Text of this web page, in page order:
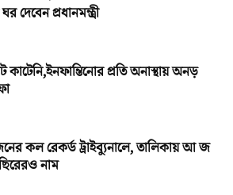
দেবেন প্রধানমন্ত্রী
কাটেনি,ইনফান্তিনোর প্রতি অনাস্থায় অনড়
কল রেকর্ড ট্রাইব্যুনালে, তালিকায় আ জ
নাম